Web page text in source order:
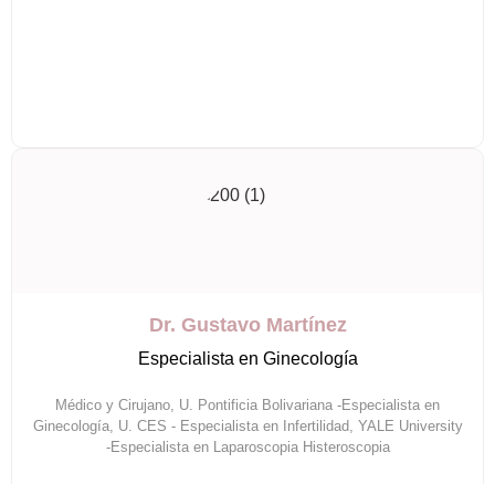
Dr. Gustavo Martínez
Especialista en Ginecología
Médico y Cirujano, U. Pontificia Bolivariana -Especialista en
Ginecología, U. CES - Especialista en Infertilidad, YALE University
-Especialista en Laparoscopia Histeroscopia